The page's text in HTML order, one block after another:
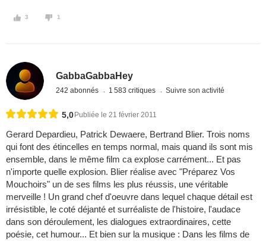
3 1
GabbaGabbaHey
242 abonnés 1 583 critiques Suivre son activité
5,0 Publiée le 21 février 2011
Gerard Depardieu, Patrick Dewaere, Bertrand Blier. Trois noms
qui font des étincelles en temps normal, mais quand ils sont mis
ensemble, dans le même film ca explose carrément... Et pas
n'importe quelle explosion. Blier réalise avec "Préparez Vos
Mouchoirs" un de ses films les plus réussis, une véritable
merveille ! Un grand chef d'oeuvre dans lequel chaque détail est
irrésistible, le coté déjanté et surréaliste de l'histoire, l'audace
dans son déroulement, les dialogues extraordinaires, cette
poésie, cet humour... Et bien sur la musique : Dans les films de